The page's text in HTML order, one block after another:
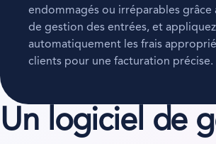
endommagés ou irréparables grâce
de gestion des entrées, et appliquez
automatiquement les frais
clients pour une facturation précise.
Un logiciel de